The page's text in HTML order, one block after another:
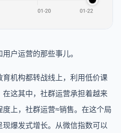
户运营的那些事儿。
机构都转战线上，利用低价课
这其中，社群运营承担着越来
上，社群运营≈销售。在这个局
爆发式增长。从微信指数可以